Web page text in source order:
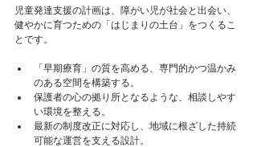
児童発達支援の計画は、障がい児が社会と出会い、
健やかに育つための「はじまりの土台」をつくるこ
とです。
「早期療育」の質を高める、専門的かつ温かみ
のある空間を構築する。
保護者の心の拠り所となるような、相談しやす
い環境を整える。
最新の制度改正に対応し、地域に根ざした持続
可能な運営を支える設計。